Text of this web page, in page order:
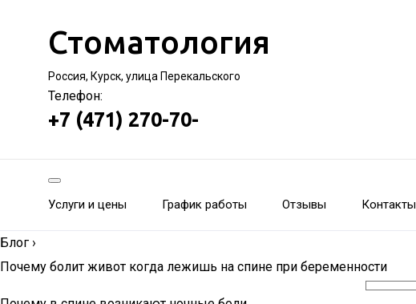
Стоматология
Россия, Курск, улица Перекальского
Телефон:
+7 (471) 270-70-
Услуги и цены График работы Отзывы Контакты
Блог ›
Почему болит живот когда лежишь на спине при беременности